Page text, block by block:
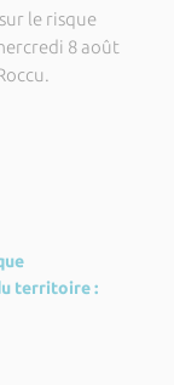
le risque
8 août
territoire :